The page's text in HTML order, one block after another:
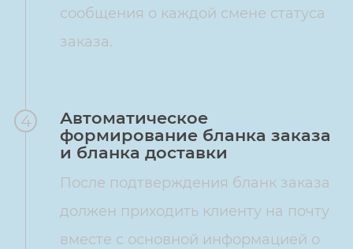
сообщения о каждой смене статуса
заказа.
4
Автоматическое
формирование бланка заказа
и бланка доставки
После подтверждения бланк заказа
должен приходить клиенту на почту
вместе с основной информацией о